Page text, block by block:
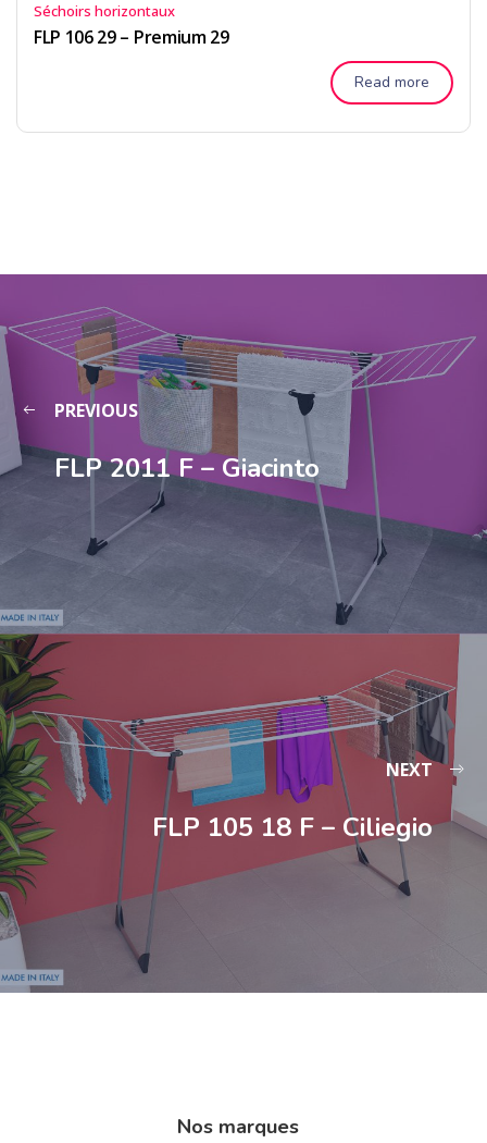
Séchoirs horizontaux
FLP 106 29 – Premium 29
Read more
PREVIOUS
FLP 2011 F – Giacinto
NEXT
FLP 105 18 F – Ciliegio
Nos marques